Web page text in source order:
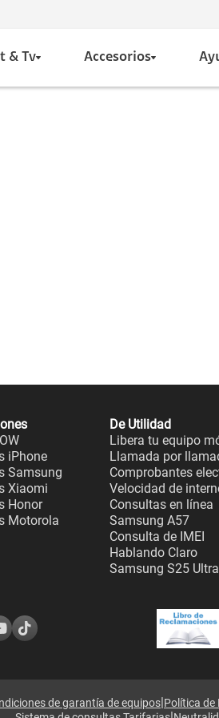
& Tv Accesorios
iPhone
Samsung
Xiaomi
Honor
Motorola
De Utilidad
Libera tu equipo
Llamada por
Comprobantes
Velocidad de
Consultas en línea
Samsung A57
Consulta de IMEI
Hablando Claro
Samsung S25 Ultra
de garantía de equipos|Política de